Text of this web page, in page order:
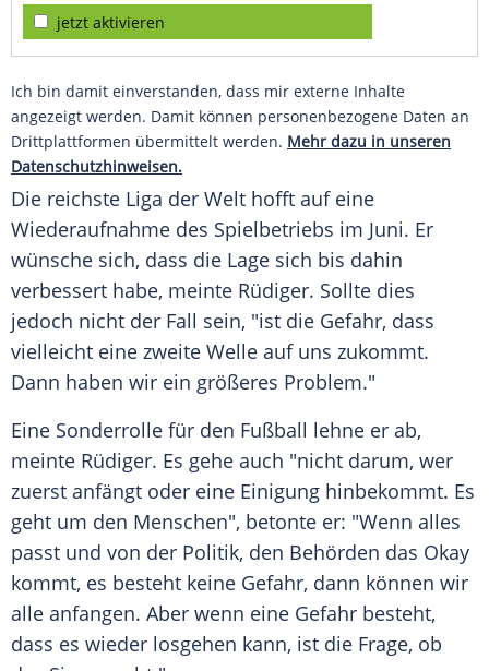
jetzt aktivieren
Ich bin damit einverstanden, dass mir externe Inhalte
angezeigt werden. Damit können personenbezogene Daten an
Drittplattformen übermittelt werden. Mehr dazu in unseren
Datenschutzhinweisen.
Die reichste Liga der Welt hofft auf eine
Wiederaufnahme des Spielbetriebs im Juni. Er
wünsche sich, dass die Lage sich bis dahin
verbessert habe, meinte Rüdiger. Sollte dies
jedoch nicht der Fall sein, "ist die Gefahr, dass
vielleicht eine zweite Welle auf uns zukommt.
Dann haben wir ein größeres Problem."
Eine Sonderrolle für den Fußball lehne er ab,
meinte Rüdiger. Es gehe auch "nicht darum, wer
zuerst anfängt oder eine Einigung hinbekommt. Es
geht um den Menschen", betonte er: "Wenn alles
passt und von der Politik, den Behörden das Okay
kommt, es besteht keine Gefahr, dann können wir
alle anfangen. Aber wenn eine Gefahr besteht,
dass es wieder losgehen kann, ist die Frage, ob